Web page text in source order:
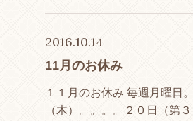
０日（金）は１６時まで […]
2016.10.14
11月のお休み
１１月のお休み 毎週月曜日
（木）。。。。２０日（第